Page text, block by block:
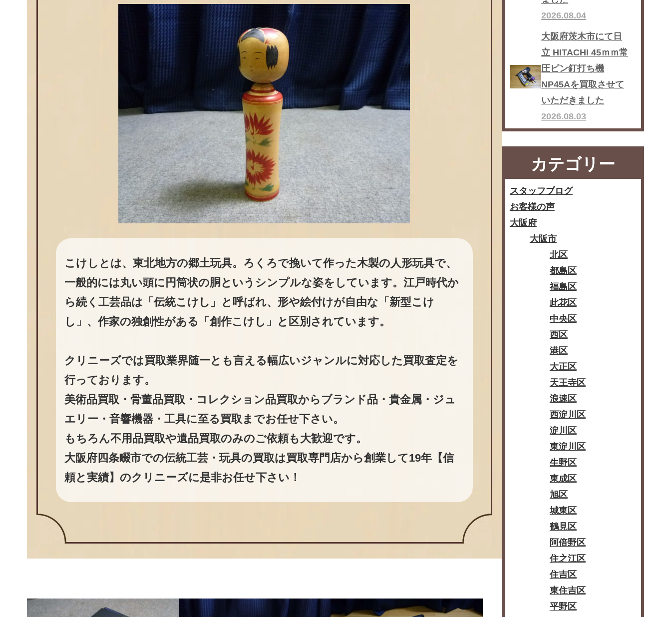
こけしとは、東北地方の郷土玩具。ろくろで挽いて作った木製の人形玩具で、
一般的には丸い頭に円筒状の胴というシンプルな姿をしています。江戸時代か
ら続く工芸品は「伝統こけし」と呼ばれ、形や絵付けが自由な「新型こけ
し」、作家の独創性がある「創作こけし」と区別されています。
クリニーズでは買取業界随一とも言える幅広いジャンルに対応した買取査定を
行っております。
美術品買取・骨董品買取・コレクション品買取からブランド品・貴金属・ジュ
エリー・音響機器・工具に至る買取までお任せ下さい。
もちろん不用品買取や遺品買取のみのご依頼も大歓迎です。
大阪府四条畷市での伝統工芸・玩具の買取は買取専門店から創業して19年【信
頼と実績】のクリニーズに是非お任せ下さい！
2026.08.04
大阪府茨木市にて日
立 HITACHI 45ｍｍ常
圧ピン釘打ち機
NP45Aを買取させて
いただきました
2026.08.03
カテゴリー
スタッフブログ
お客様の声
大阪府
大阪市
北区
都島区
福島区
此花区
中央区
西区
港区
大正区
天王寺区
浪速区
西淀川区
淀川区
東淀川区
生野区
東成区
旭区
城東区
鶴見区
阿倍野区
住之江区
住吉区
東住吉区
平野区